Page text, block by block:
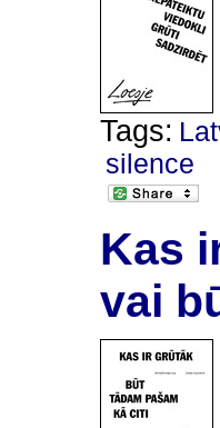
Tags:
silence
Kas
vai